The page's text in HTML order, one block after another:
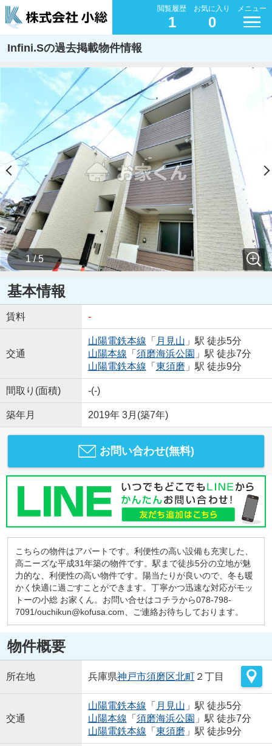
閲覧履歴
1
お気に入り
0
メニュー
Infini.Sの過去掲載物件情報
1 / 5
基本情報
賃料 -
交通
山陽電鉄本線 「 月見山 」駅 徒歩5分
山陽本線 「 須磨海浜公園 」駅 徒歩7分
山陽電鉄本線 「 東須磨 」駅 徒歩9分
間取り(面積) -(-)
築年月 2019年 3月(築7年)
お問い合わせ(無料)
こちらの物件はアパートです。利便性の高い設備も充実した、
高ニーズな平成31年築の物件です。駅まで徒歩5分の立地が魅
力的な、利便性の高い物件です。陽当たりが良いので、冬も暖
かく快適に過ごすことができます。丁寧かつ迅速な対応がモッ
トーの小総 お家くん。お問い合せはコチラから078-798-
7091/ouchikun@kofusa.com、ご連絡お待ちしております。
物件概要
所在地 兵庫県神戸市須磨区北町２丁目
交通
山陽電鉄本線 「 月見山 」駅 徒歩5分
山陽本線 「 須磨海浜公園 」駅 徒歩7分
山陽電鉄本線 「 東須磨 」駅 徒歩9分